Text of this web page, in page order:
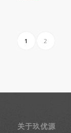
1 2
关于玖优源